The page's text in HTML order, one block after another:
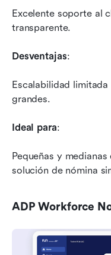
Excelente soporte al
transparente.
Desventajas:
Escalabilidad
grandes.
Ideal para:
Pequeñas y
solución de nómina
ADP Workforce